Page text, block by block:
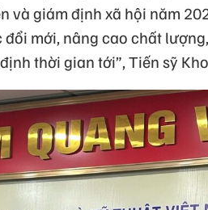
và giám định xã hội năm
đổi mới, nâng cao chất
thời gian tới”, Tiến sỹ